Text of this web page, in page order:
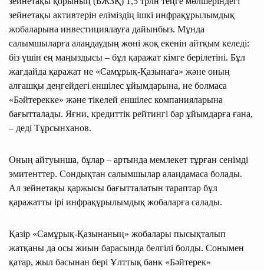
зейнетақы активтерін еліміздің ішкі инфрақұрылымдық
жобаларына инвестициялауға дайынбыз. Мұнда
салымшыларға алаңдаудың жөні жоқ екенін айтқым келеді:
біз үшін ең маңыздысы – бұл қаражат кімге берілетіні. Бұл
жағдайда қаражат не «Самұрық-Қазынаға» және оның
алғашқы деңгейдегі еншілес ұйымдарына, не болмаса
«Бәйтерекке» және тікелей еншілес компанияларына
бағытталады. Яғни, кредиттік рейтингі бар ұйымдарға ғана,
– деді Тұрсынханов.
Оның айтуынша, бұлар – артында мемлекет тұрған сенімді
эмитенттер. Сондықтан салымшылар алаңдамаса болады.
Ал зейнетақы қаржысы бағытталатын тараптар бұл
қаражатты ірі инфрақұрылымдық жобаларға салады.
Қазір «Самұрық-Қазынаның» жобалары пысықталып
жатқаны да осы жиын барасында белгілі болды. Сонымен
қатар, жыл басынан бері Ұлттық банк «Бәйтерек»